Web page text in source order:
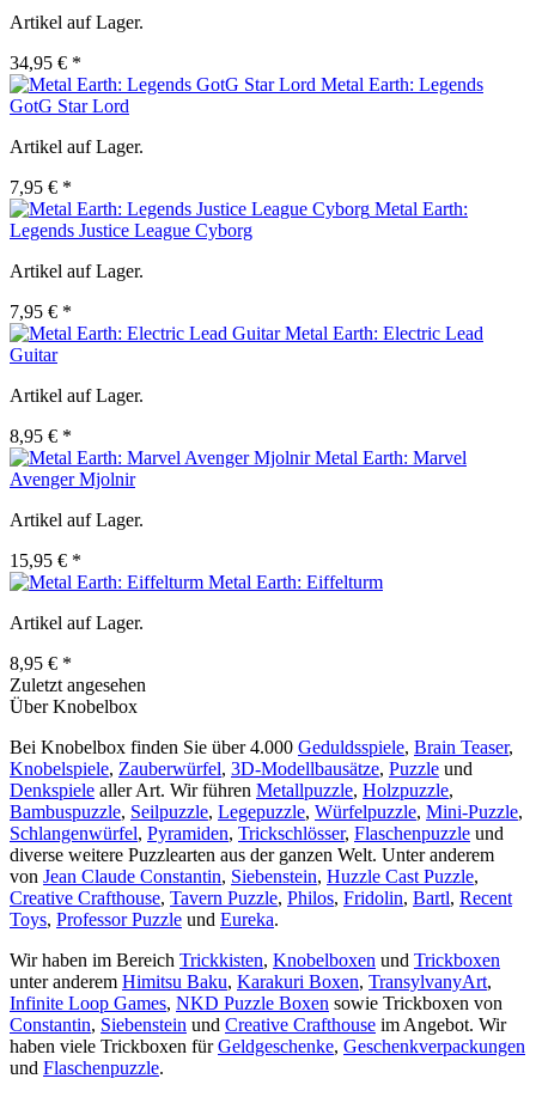
Artikel auf Lager.
34,95 € *
Metal Earth: Legends
GotG Star Lord
Artikel auf Lager.
7,95 € *
Metal Earth:
Legends Justice League Cyborg
Artikel auf Lager.
7,95 € *
Metal Earth: Electric Lead
Guitar
Artikel auf Lager.
8,95 € *
Metal Earth: Marvel
Avenger Mjolnir
Artikel auf Lager.
15,95 € *
Metal Earth: Eiffelturm
Artikel auf Lager.
8,95 € *
Zuletzt angesehen
Über Knobelbox
Bei Knobelbox finden Sie über 4.000 Geduldsspiele, Brain Teaser,
Knobelspiele, Zauberwürfel, 3D-Modellbausätze, Puzzle und
Denkspiele aller Art. Wir führen Metallpuzzle, Holzpuzzle,
Bambuspuzzle, Seilpuzzle, Legepuzzle, Würfelpuzzle, Mini-Puzzle,
Schlangenwürfel, Pyramiden, Trickschlösser, Flaschenpuzzle und
diverse weitere Puzzlearten aus der ganzen Welt. Unter anderem
von Jean Claude Constantin, Siebenstein, Huzzle Cast Puzzle,
Creative Crafthouse, Tavern Puzzle, Philos, Fridolin, Bartl, Recent
Toys, Professor Puzzle und Eureka.
Wir haben im Bereich Trickkisten, Knobelboxen und Trickboxen
unter anderem Himitsu Baku, Karakuri Boxen, TransylvanyArt,
Infinite Loop Games, NKD Puzzle Boxen sowie Trickboxen von
Constantin, Siebenstein und Creative Crafthouse im Angebot. Wir
haben viele Trickboxen fürGeldgeschenke, Geschenkverpackungen
und Flaschenpuzzle.